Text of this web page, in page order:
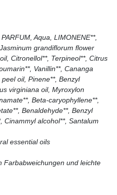
Aqua, LIMONENE**,
grandiflorum flower
Citronellol**, Terpineol**, Citrus
Vanillin**, Cananga
oil, Pinene**, Benzyl
virginiana oil, Myroxylon
Beta-caryophyllene**,
Benaldehyde**, Benzyl
Cinammyl alcohol**, Santalum
essential oils
Farbabweichungen und leichte